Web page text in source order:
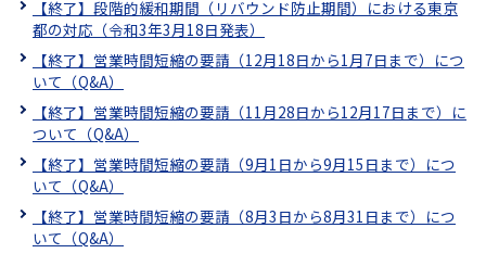
【終了】段階的緩和期間（リバウンド防止期間）における東京
都の対応（令和3年3月18日発表）
【終了】営業時間短縮の要請（12月18日から1月7日まで）につ
いて（Q&A）
【終了】営業時間短縮の要請（11月28日から12月17日まで）に
ついて（Q&A）
【終了】営業時間短縮の要請（9月1日から9月15日まで）につ
いて（Q&A）
【終了】営業時間短縮の要請（8月3日から8月31日まで）につ
いて（Q&A）